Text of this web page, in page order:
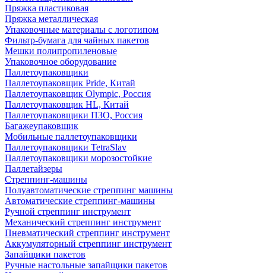
Пряжка пластиковая
Пряжка металлическая
Упаковочные материалы с логотипом
Фильтр-бумага для чайных пакетов
Мешки полипропиленовые
Упаковочное оборудование
Паллетоупаковщики
Паллетоупаковщик Pride, Китай
Паллетоупаковщик Olympic, Россия
Паллетоупаковщик HL, Китай
Паллетоупаковщики ПЗО, Россия
Багажеупаковщик
Мобильные паллетоупаковщики
Паллетоупаковщики TetraSlav
Паллетоупаковщики морозостойкие
Паллетайзеры
Стреппинг-машины
Полуавтоматические стреппинг машины
Автоматические стреппинг-машины
Ручной стреппинг инструмент
Механический стреппинг инструмент
Пневматический стреппинг инструмент
Аккумуляторный стреппинг инструмент
Запайщики пакетов
Ручные настольные запайщики пакетов